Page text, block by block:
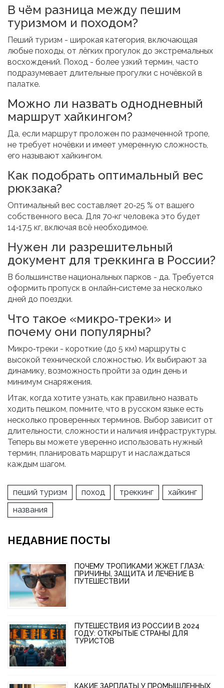
В чём разница между пешим
туризмом и походом?
Пеший туризм - широкая категория, включающая
любые походы, от лёгких прогулок до экстремальных
восхождений. Поход - более узкий термин, часто
подразумевает длительные прогулки с ночёвкой в
палатке.
Можно ли назвать однодневный
маршрут хайкингом?
Да, если маршрут проложен по размеченной тропе,
не требует ночёвки и имеет умеренную сложность,
его называют хайкингом.
Как подобрать оптимальный вес
рюкзака?
Оптимальный вес составляет 20‑25 % от вашего
собственного веса. Для 70‑кг человека это будет
14‑17,5 кг, включая всё необходимое.
Нужен ли разрешительный
документ для треккинга в России?
В большинстве национальных парков - да. Требуется
оформить пропуск в онлайн‑системе за несколько
дней до поездки.
Что такое «микро‑треки» и
почему они популярны?
Микро‑треки - короткие (до 5 км) маршруты с
высокой технической сложностью. Их выбирают за
динамику, возможность пройти за один день и
минимум снаряжения.
Итак, когда хотите узнать, как правильно назвать
ходить пешком, помните, что в русском языке есть
несколько проверенных терминов. Выбор зависит от
длительности, сложности и наличия инфраструктуры.
Теперь вы можете уверенно использовать нужный
термин, планировать маршрут и наслаждаться
каждым шагом.
пеший туризм поход треккинг
хайкинг
названия
НЕДАВНИЕ ПОСТЫ
ПОЧЕМУ ТРОПИКАМИ ЖЖЕТ ГЛАЗА:
ПРИЧИНЫ, ЗАЩИТА И ЛЕЧЕНИЕ В
ПУТЕШЕСТВИИ
ПУТЕШЕСТВИЯ ИЗ РОССИИ В 2024
ГОДУ: ОТКРЫТЫЕ СТРАНЫ ДЛЯ
ТУРИСТОВ
КАКИЕ ЗАРПЛАТЫ У ПРОМЫШЛЕННЫХ